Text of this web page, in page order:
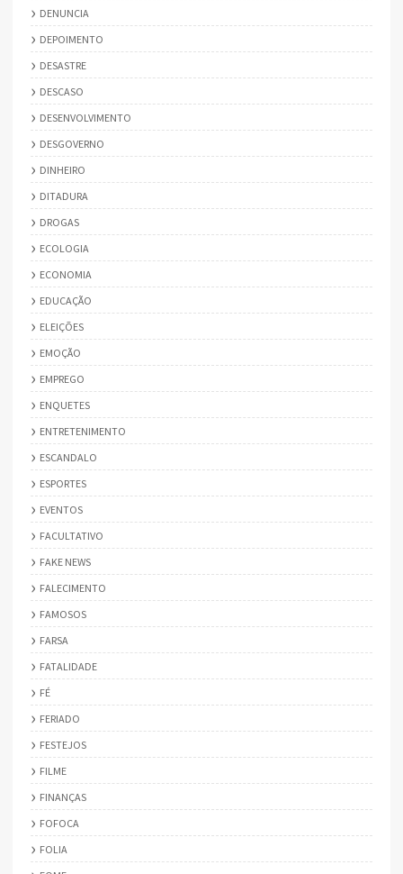
DENUNCIA
DEPOIMENTO
DESASTRE
DESCASO
DESENVOLVIMENTO
DESGOVERNO
DINHEIRO
DITADURA
DROGAS
ECOLOGIA
ECONOMIA
EDUCAÇÃO
ELEIÇÕES
EMOÇÃO
EMPREGO
ENQUETES
ENTRETENIMENTO
ESCANDALO
ESPORTES
EVENTOS
FACULTATIVO
FAKE NEWS
FALECIMENTO
FAMOSOS
FARSA
FATALIDADE
FÉ
FERIADO
FESTEJOS
FILME
FINANÇAS
FOFOCA
FOLIA